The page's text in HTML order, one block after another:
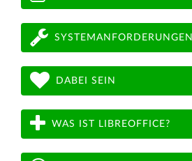
SYSTEMANFORDERUNGEN
DABEI SEIN
WAS IST LIBREOFFICE?